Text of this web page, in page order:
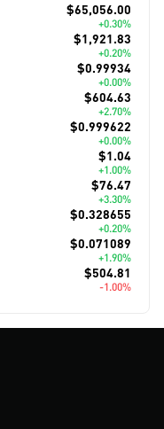
$65,056.00
+0.30%
$1,921.83
+0.20%
$0.99934
+0.00%
$604.63
+2.70%
$0.999622
+0.00%
$1.04
+1.00%
$76.47
+3.30%
$0.328655
+0.20%
$0.071089
+1.90%
$504.81
-1.00%